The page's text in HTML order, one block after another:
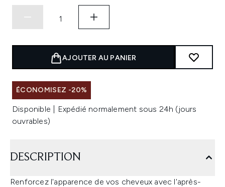
AJOUTER AU PANIER
ÉCONOMISEZ -20%
Disponible | Expédié normalement sous 24h (jours
ouvrables)
DESCRIPTION
Renforcez l'apparence de vos cheveux avec l'après-